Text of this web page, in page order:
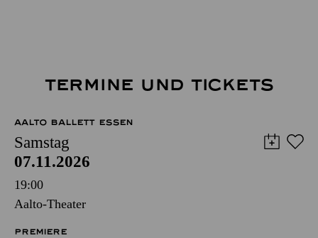
TERMINE UND TICKETS
AALTO BALLETT ESSEN
Samstag
07.11.2026
19:00
Aalto-Theater
PREMIERE